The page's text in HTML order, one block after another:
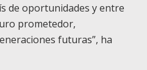
de oportunidades y entre
prometedor,
futuras”, ha